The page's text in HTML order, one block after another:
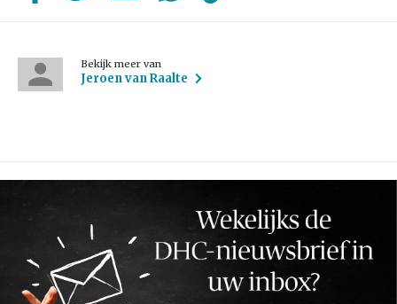
Bekijk meer van
Jeroen van Raalte